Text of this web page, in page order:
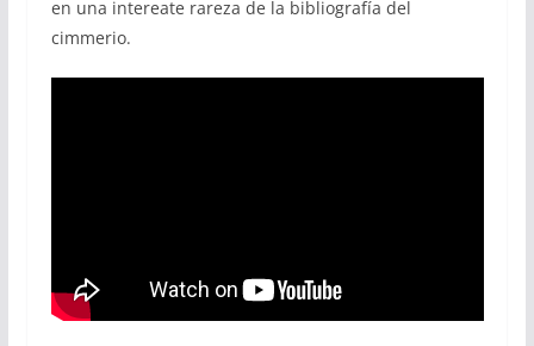
en una intereate rareza de la bibliografía del
cimmerio.